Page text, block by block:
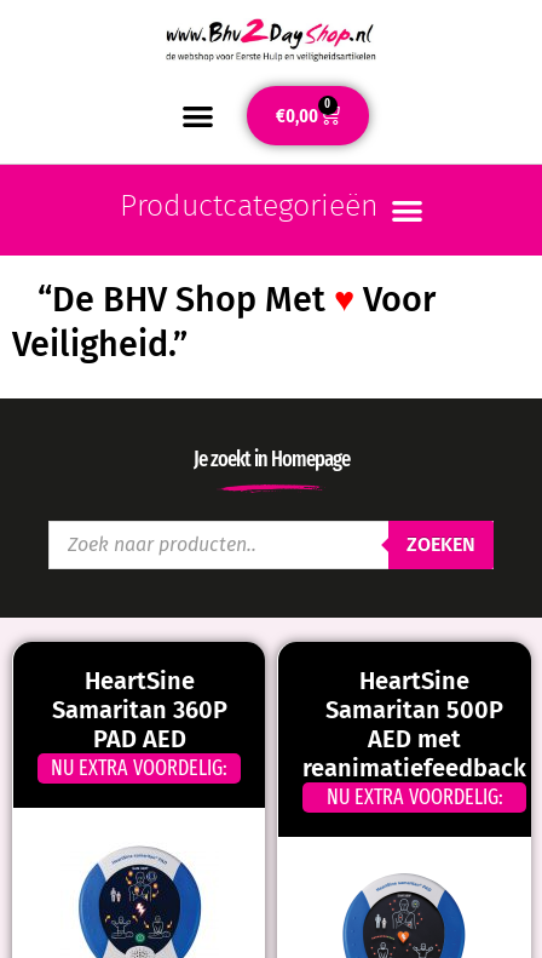
€0,00 0
“De BHV Shop Met ♥ Voor
Veiligheid.”
Je zoekt in Homepage
ZOEKEN
HeartSine
Samaritan 360P
PAD AED
NU EXTRA VOORDELIG:
HeartSine
Samaritan 500P
AED met
reanimatiefeedback
NU EXTRA VOORDELIG: